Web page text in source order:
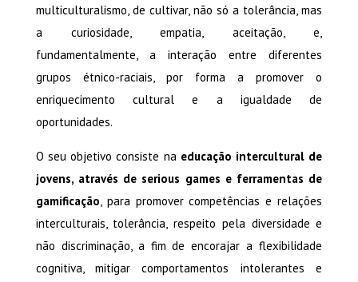
multiculturalismo, de cultivar, não só a tolerância, mas
a curiosidade, empatia, aceitação, e,
fundamentalmente, a interação entre diferentes
grupos étnico-raciais, por forma a promover o
enriquecimento cultural e a igualdade de
oportunidades.
O seu objetivo consiste na educação intercultural de
jovens, através de serious games e ferramentas de
gamificação, para promover competências e relações
interculturais, tolerância, respeito pela diversidade e
não discriminação, a fim de encorajar a flexibilidade
cognitiva, mitigar comportamentos intolerantes e